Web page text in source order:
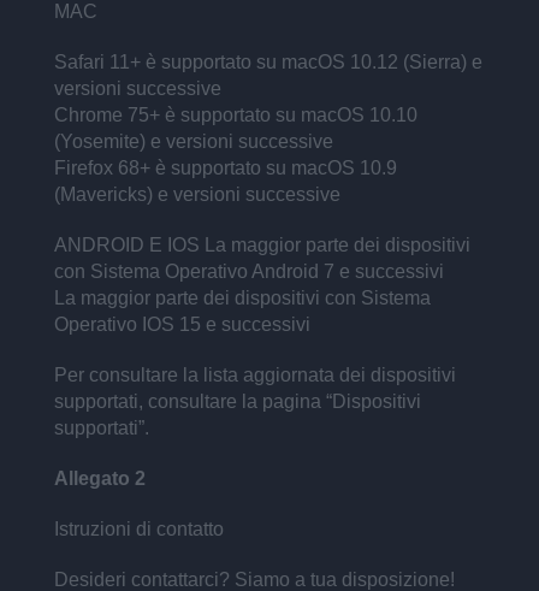
MAC
Safari 11+ è supportato su macOS 10.12 (Sierra) e
versioni successive
Chrome 75+ è supportato su macOS 10.10
(Yosemite) e versioni successive
Firefox 68+ è supportato su macOS 10.9
(Mavericks) e versioni successive
ANDROID E IOS La maggior parte dei dispositivi
con Sistema Operativo Android 7 e successivi
La maggior parte dei dispositivi con Sistema
Operativo IOS 15 e successivi
Per consultare la lista aggiornata dei dispositivi
supportati, consultare la pagina “Dispositivi
supportati”.
Allegato 2
Istruzioni di contatto
Desideri contattarci? Siamo a tua disposizione!